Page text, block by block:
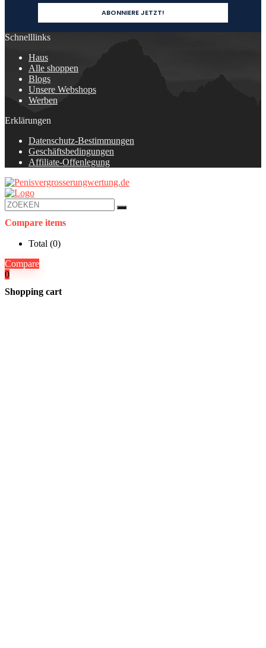
Schnelllinks
Haus
Alle shoppen
Blogs
Unsere Webshops
Werben
Erklärungen
Datenschutz-Bestimmungen
Geschäftsbedingungen
Affiliate-Offenlegung
Compare items
Total (0)
Compare
0
Shopping cart